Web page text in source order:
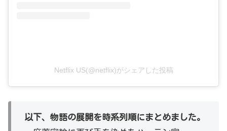
Netflix US(@netflix)がシェアした投稿
以下、物語の展開を時系列順にまとめました。